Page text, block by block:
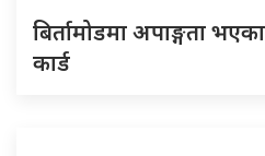
बिर्तामोडमा अपाङ्गता
कार्ड